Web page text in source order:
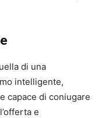
di una
intelligente,
capace di coniugare
e